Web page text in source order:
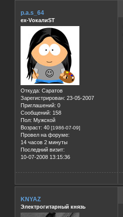
p.a.s_64
ex-VокалиST
Откуда: Саратов
Зарегистрирован: 23-05-2007
Приглашений: 0
Сообщений: 158
Пол: Мужской
Возраст: 40 [1986-07-09]
Провел на форуме:
14 часов 2 минуты
Последний визит:
10-07-2008 13:15:36
KNYAZ
Электрогитарный князь